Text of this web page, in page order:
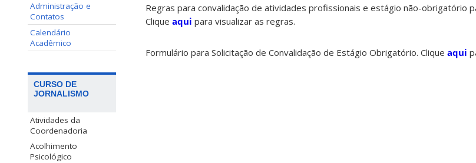
Administração e
Contatos
Calendário
Acadêmico
CURSO DE
JORNALISMO
Atividades da
Coordenadoria
Acolhimento
Psicológico
Regras para convalidação de atividades profissionais e estágio não-obrigatório
Clique aqui para visualizar as regras.
Formulário para Solicitação de Convalidação de Estágio Obrigatório. Clique aqui